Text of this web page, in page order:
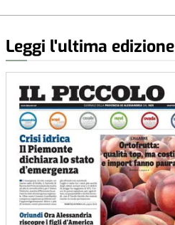
Leggi l'ultima edizione